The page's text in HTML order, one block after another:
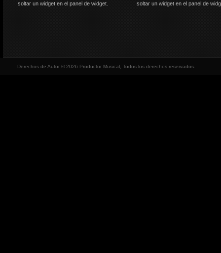
soltar un widget en el panel de widget.
soltar un widget en el panel de
Derechos de Autor © 2026 Productor Musical, Todos los derechos reservados.